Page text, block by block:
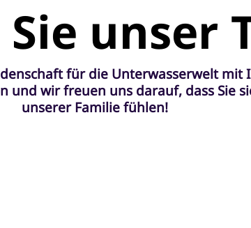
unser
für die Unterwasserwelt mit
und wir freuen uns darauf, dass Sie
unserer Familie fühlen!